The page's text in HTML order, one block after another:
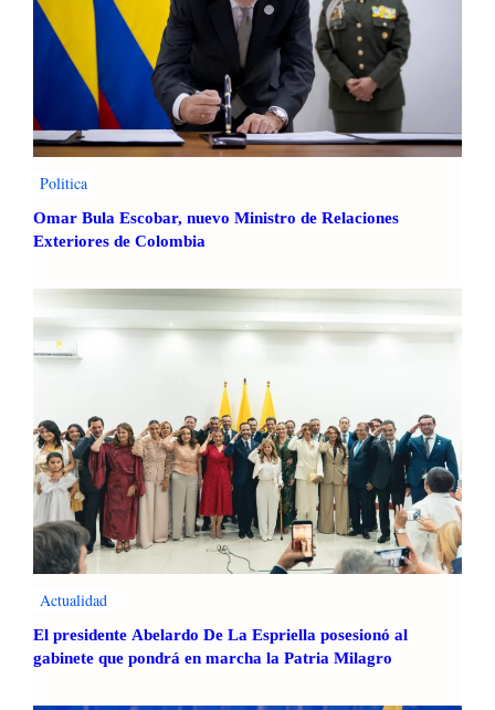
Politica
Omar Bula Escobar, nuevo Ministro de Relaciones
Exteriores de Colombia
Actualidad
El presidente Abelardo De La Espriella posesionó al
gabinete que pondrá en marcha la Patria Milagro